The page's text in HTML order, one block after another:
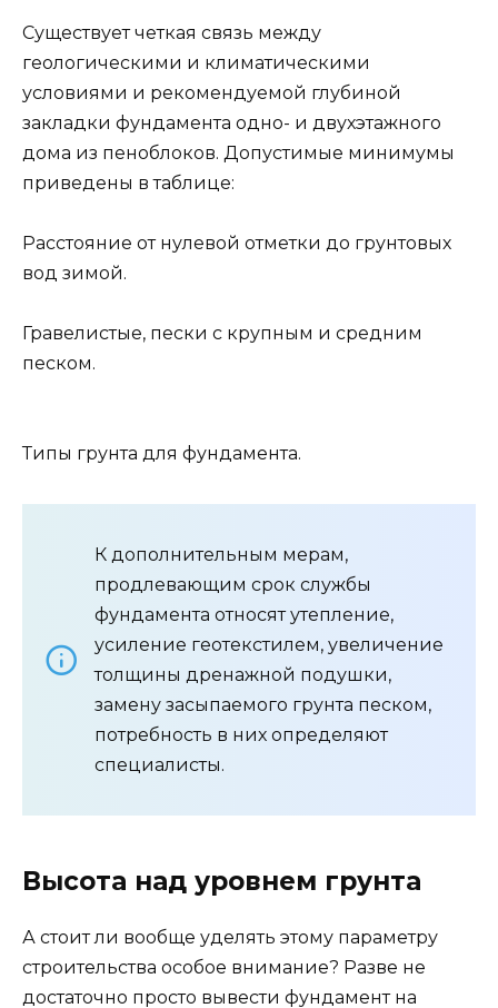
Существует четкая связь между
геологическими и климатическими
условиями и рекомендуемой глубиной
закладки фундамента одно- и двухэтажного
дома из пеноблоков. Допустимые минимумы
приведены в таблице:
Расстояние от нулевой отметки до грунтовых
вод зимой.
Гравелистые, пески с крупным и средним
песком.
Типы грунта для фундамента.
К дополнительным мерам,
продлевающим срок службы
фундамента относят утепление,
усиление геотекстилем, увеличение
толщины дренажной подушки,
замену засыпаемого грунта песком,
потребность в них определяют
специалисты.
Высота над уровнем грунта
А стоит ли вообще уделять этому параметру
строительства особое внимание? Разве не
достаточно просто вывести фундамент на